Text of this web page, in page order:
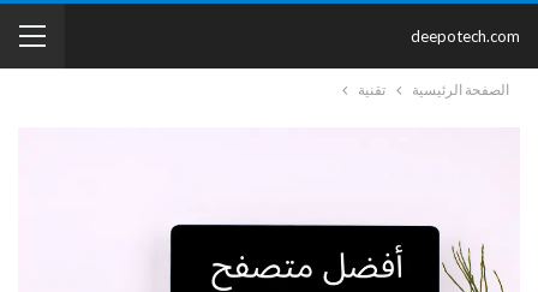
deepotech.com
الصفحة الرئيسية تقنية